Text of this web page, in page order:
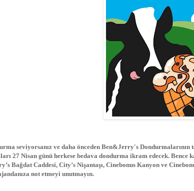
seviyorsanız ve daha önceden Ben&Jerry's Dondurmalarının
27 Nisan günü herkese bedava dondurma ikram edecek. Bence
Bağdat Caddesi, City’s Nişantaşı, Cinebonus Kanyon ve
not etmeyi unutmayın.